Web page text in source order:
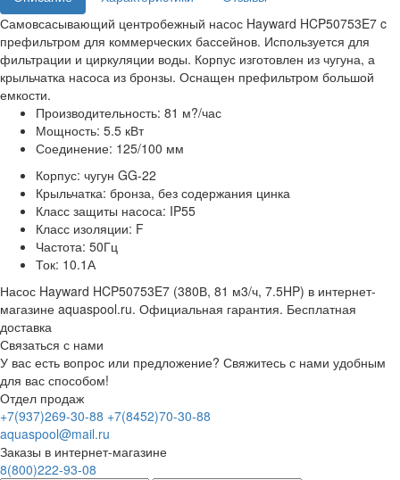
Самовсасывающий центробежный насос Hayward HCP50753E7 c
префильтром для коммерческих бассейнов. Используется для
фильтрации и циркуляции воды. Корпус изготовлен из чугуна, а
крыльчатка насоса из бронзы. Оснащен префильтром большой
емкости.
Производительность: 81 м?/час
Мощность: 5.5 кВт
Соединение: 125/100 мм
Корпус: чугун GG-22
Крыльчатка: бронза, без содержания цинка
Класс защиты насоса: IP55
Класс изоляции: F
Частота: 50Гц
Ток: 10.1А
Насос Hayward HCP50753E7 (380В, 81 м3/ч, 7.5HP) в интернет-
магазине aquaspool.ru. Официальная гарантия. Бесплатная
доставка
Связаться с нами
У вас есть вопрос или предложение? Свяжитесь с нами удобным
для вас способом!
Отдел продаж
+7(937)269-30-88 +7(8452)70-30-88
aquaspool@mail.ru
Заказы в интернет-магазине
8(800)222-93-08